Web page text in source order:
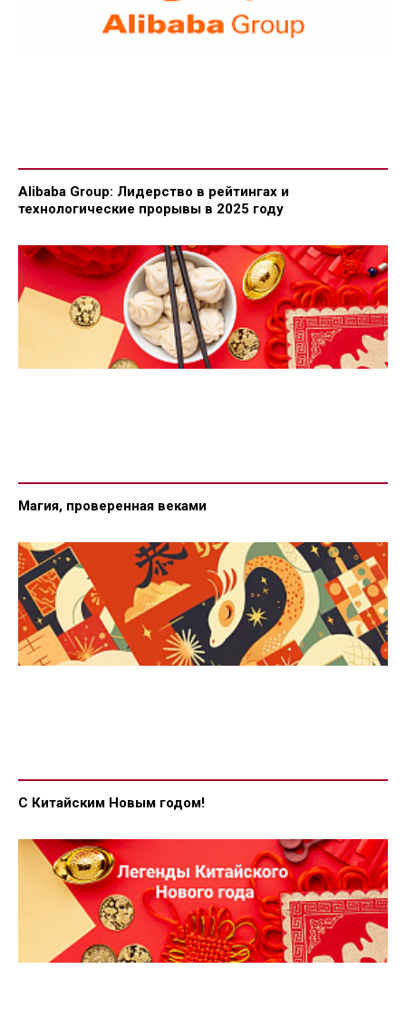
Alibaba Group: Лидерство в рейтингах и
технологические прорывы в 2025 году
Магия, проверенная веками
С Китайским Новым годом!